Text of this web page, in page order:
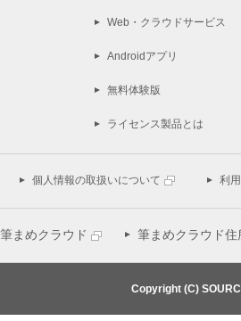
Web・クラウドサービス
Androidアプリ
無料体験版
ライセンス製品とは
個人情報の取扱いについて 利
筆まめクラウド 筆まめクラウド住
Copyright (C)